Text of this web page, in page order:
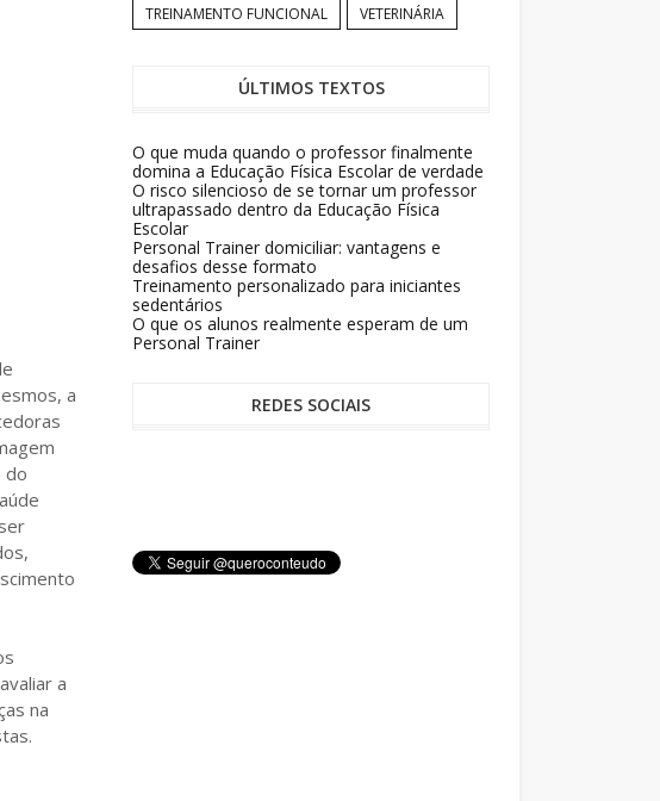
a
do
a
na
TREINAMENTO FUNCIONAL
VETERINÁRIA
ÚLTIMOS TEXTOS
O que muda quando o professor finalmente
domina a Educação Física Escolar de verdade
O risco silencioso de se tornar um professor
ultrapassado dentro da Educação Física
Escolar
Personal Trainer domiciliar: vantagens e
desafios desse formato
Treinamento personalizado para iniciantes
sedentários
O que os alunos realmente esperam de um
Personal Trainer
REDES SOCIAIS